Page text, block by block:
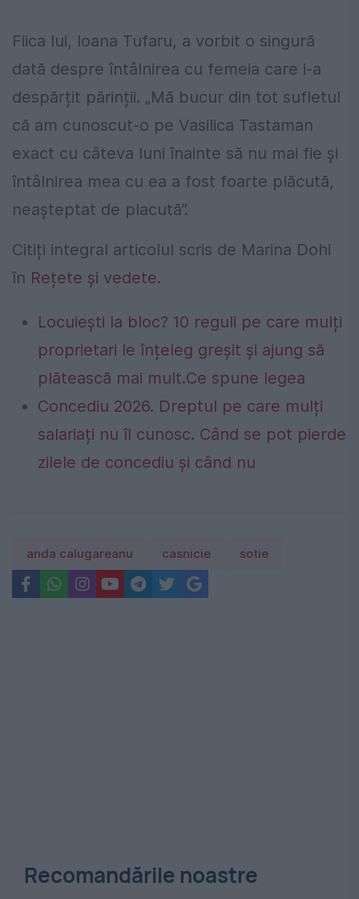
Fiica lui, Ioana Tufaru, a vorbit o singură
dată despre întâlnirea cu femeia care i-a
despărțit părinții. „Mă bucur din tot sufletul
că am cunoscut-o pe Vasilica Tastaman
exact cu câteva luni înainte să nu mai fie şi
întâlnirea mea cu ea a fost foarte plăcută,
neaşteptat de placută”.
Citiți integral articolul scris de Marina Dohi
în Rețete și vedete.
Locuiești la bloc? 10 reguli pe care mulți
proprietari le înțeleg greșit și ajung să
plătească mai mult.Ce spune legea
Concediu 2026. Dreptul pe care mulți
salariați nu îl cunosc. Când se pot pierde
zilele de concediu și când nu
anda calugareanu casnicie sotie
Recomandările noastre